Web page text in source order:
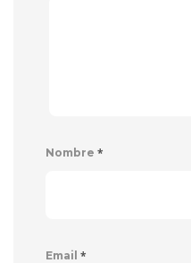
Nombre *
Email *